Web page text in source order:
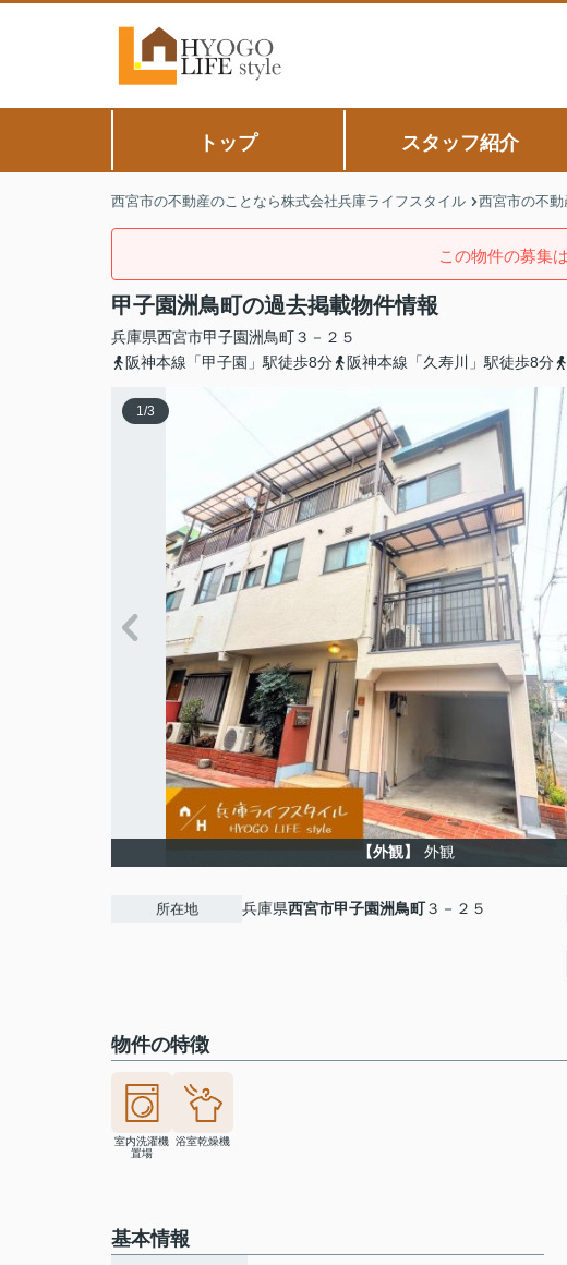
トップ スタッフ紹介
西宮市の不動産のことなら株式会社兵庫ライフスタイル 西宮市の不動
この物件の募集
甲子園洲鳥町の過去掲載物件情報
兵庫県西宮市甲子園洲鳥町３－２５
阪神本線「甲子園」駅徒歩8分
阪神本線「久寿川」駅徒歩8分
1/3
【外観】 外観
所在地 兵庫県西宮市甲子園洲鳥町３－２５
物件の特徴
室内洗濯機
置場
浴室乾燥機
基本情報